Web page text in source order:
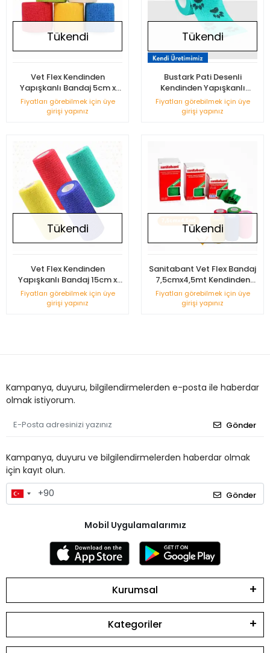
Tükendi
Vet Flex Kendinden
Yapışkanlı Bandaj 5cm x
4,5m
Fiyatları görebilmek için üye
girişi yapınız
Tükendi
Bustark Pati Desenli
Kendinden Yapışkanlı
Bandaj5cmx4,5m - Turkuaz
Fiyatları görebilmek için üye
girişi yapınız
Tükendi
Vet Flex Kendinden
Yapışkanlı Bandaj 15cm x
4,5m
Fiyatları görebilmek için üye
girişi yapınız
Tükendi
Sanitabant Vet Flex Bandaj
7,5cmx4,5mt Kendinden
Yapışkanlı
Fiyatları görebilmek için üye
girişi yapınız
Kampanya, duyuru, bilgilendirmelerden e-posta ile haberdar
olmak istiyorum.
Gönder
Kampanya, duyuru ve bilgilendirmelerden haberdar olmak
için kayıt olun.
Gönder
Mobil Uygulamalarımız
Kurumsal
Kategoriler